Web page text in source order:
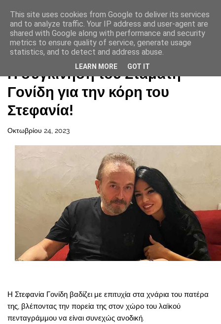
Αρχική σελίδα
Η συγκίνηση του Σταμάτη
Γονίδη για την κόρη του
Στεφανία!
Οκτωβρίου 24, 2023
Η Στεφανία Γονίδη βαδίζει με επιτυχία στα χνάρια του πατέρα
της, βλέποντας την πορεία της στον χώρο του λαϊκού
πενταγράμμου να είναι συνεχώς ανοδική.
This site uses cookies from Google to deliver its services
and to analyze traffic. Your IP address and user-agent are
shared with Google along with performance and security
metrics to ensure quality of service, generate usage
statistics, and to detect and address abuse.
LEARN MORE GOT IT